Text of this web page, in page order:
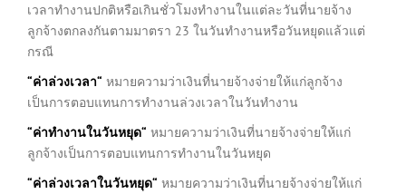
เวลาทำงานปกติหรือเกินชั่วโมงทำงานในแต่ละวันที่นายจ้าง
ลูกจ้างตกลงกันตามมาตรา 23 ในวันทำงานหรือวันหยุดแล้วแต่
กรณี
“ค่าล่วงเวลา“ หมายความว่าเงินที่นายจ้างจ่ายให้แก่ลูกจ้าง
เป็นการตอบแทนการทำงานล่วงเวลาในวันทำงาน
“ค่าทำงานในวันหยุด“ หมายความว่าเงินที่นายจ้างจ่ายให้แก่
ลูกจ้างเป็นการตอบแทนการทำงานในวันหยุด
“ค่าล่วงเวลาในวันหยุด“ หมายความว่าเงินที่นายจ้างจ่ายให้แก่